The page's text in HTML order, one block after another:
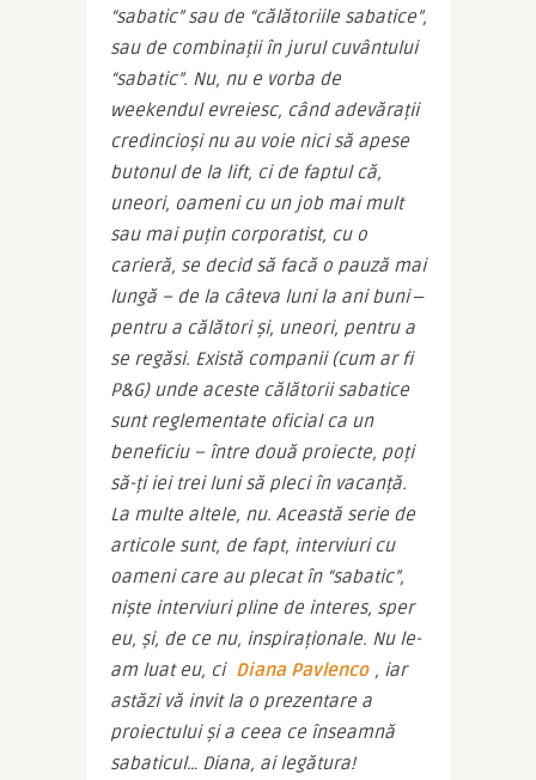
“sabatic” sau de “călătoriile sabatice”,
sau de combinații în jurul cuvântului
“sabatic”. Nu, nu e vorba de
weekendul evreiesc, când adevărații
credincioși nu au voie nici să apese
butonul de la lift, ci de faptul că,
uneori, oameni cu un job mai mult
sau mai puțin corporatist, cu o
carieră, se decid să facă o pauză mai
lungă – de la câteva luni la ani buni ‒
pentru a călători și, uneori, pentru a
se regăsi. Există companii (cum ar fi
P&G) unde aceste călătorii sabatice
sunt reglementate oficial ca un
beneficiu – între două proiecte, poți
să-ți iei trei luni să pleci în vacanță.
La multe altele, nu. Această serie de
articole sunt, de fapt, interviuri cu
oameni care au plecat în “sabatic”,
niște interviuri pline de interes, sper
eu, și, de ce nu, inspiraționale. Nu le-
am luat eu, ci Diana Pavlenco , iar
astăzi vă invit la o prezentare a
proiectului și a ceea ce înseamnă
sabaticul… Diana, ai legătura!